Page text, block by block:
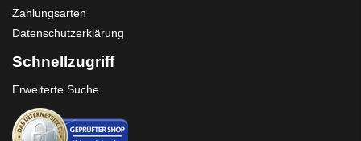
Zahlungsarten
Datenschutzerklärung
Schnellzugriff
Erweiterte Suche